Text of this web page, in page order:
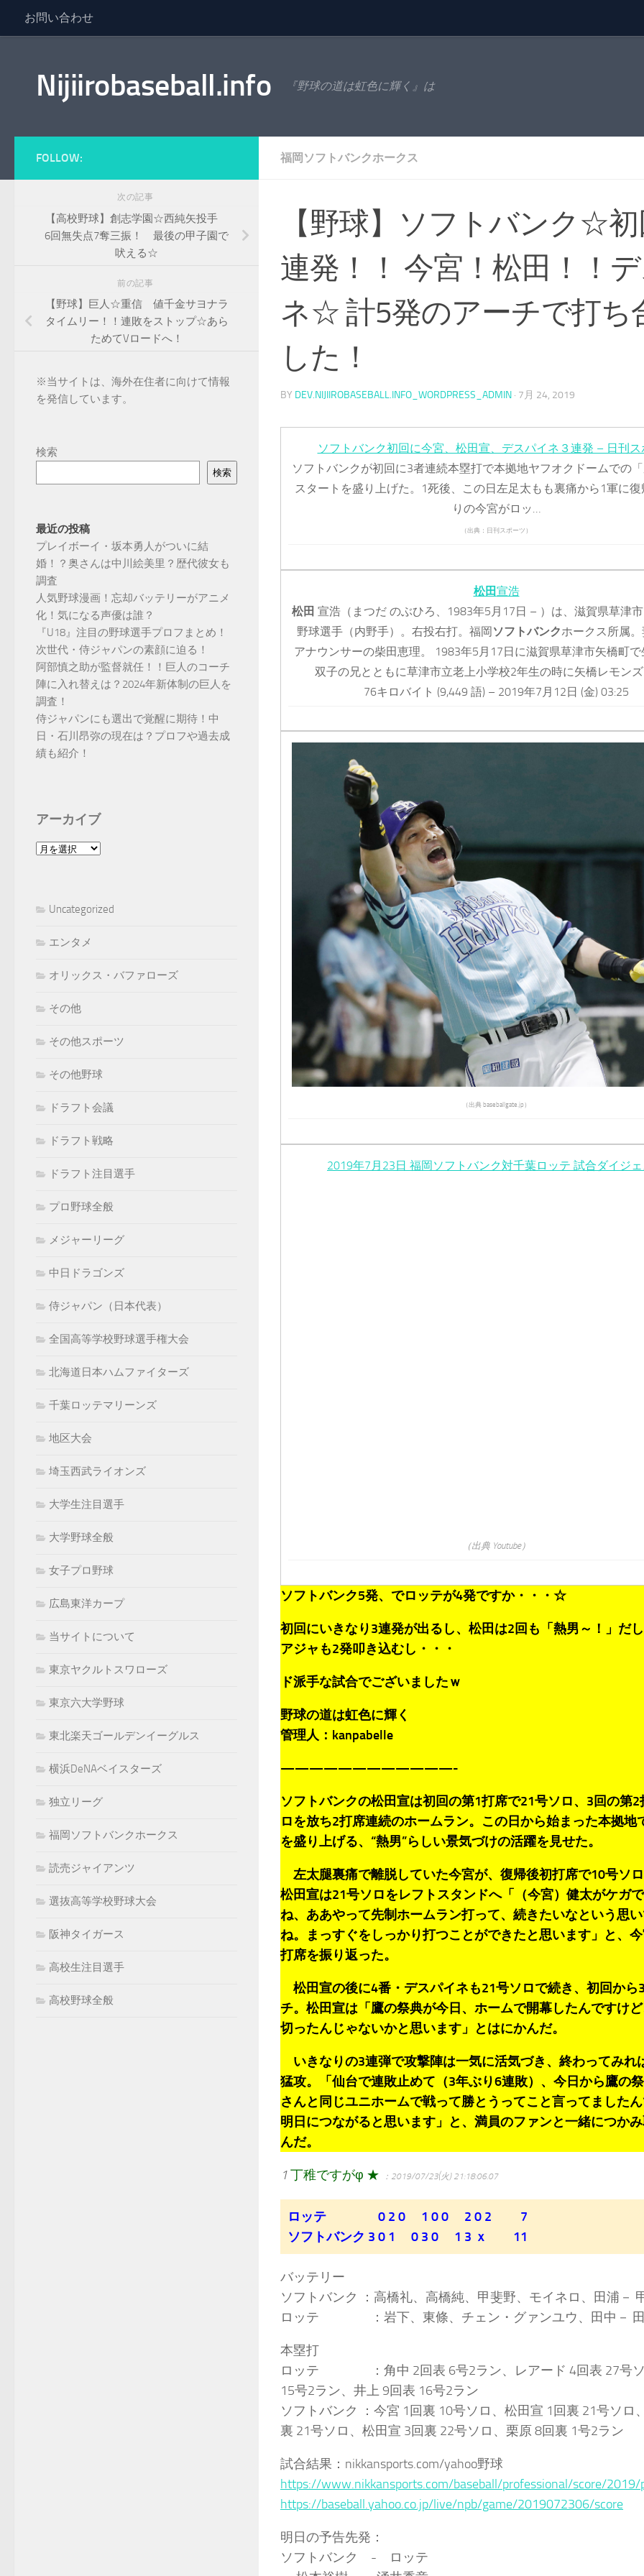
コンテンツへスキップ
お問い合わせ
Nijiirobaseball.info 『野球の道は虹色に輝く』は
福岡ソフトバンクホークス
【野球】ソフトバンク☆
連発！！ 今宮！松田！！
ネ☆ 計5発のアーチで打ち
した！
BY DEV.NIJIIROBASEBALL.INFO_WORDPRESS_ADMIN · 7月 24, 2019
ソフトバンク初回に今宮、松田宣、デスパイネ３連発 – 日刊ス
ソフトバンクが初回に3者連続本塁打で本拠地ヤフオクドームでの
スタートを盛り上げた。1死後、この日左足太もも裏痛から1軍に
りの今宮がロッ…
（出典：日刊スポーツ）
松田宣浩
松田 宣浩（まつだ のぶひろ、1983年5月17日 – ）は、滋賀県草津
野球選手（内野手）。右投右打。福岡ソフトバンクホークス所属。
アナウンサーの柴田恵理。 1983年5月17日に滋賀県草津市矢橋町
双子の兄とともに草津市立老上小学校2年生の時に矢橋レモン
76キロバイト (9,449 語) – 2019年7月12日 (金) 03:25
（出典 baseballgate.jp）
2019年7月23日 福岡ソフトバンク対千葉ロッテ 試合ダイジ
（出典 Youtube）
ソフトバンク5発、でロッテが4発ですか・・・☆
初回にいきなり3連発が出るし、松田は2回も「熱男～！」だ
アジャも2発叩き込むし・・・
ド派手な試合でございましたｗ
野球の道は虹色に輝く
管理人：kanpabelle
————————————-
ソフトバンクの松田宣は初回の第1打席で21号ソロ、3回の第
ロを放ち2打席連続のホームラン。この日から始まった本拠地
を盛り上げる、“熱男”らしい景気づけの活躍を見せた。
左太腿裏痛で離脱していた今宮が、復帰後初打席で10号ソ
松田宣は21号ソロをレフトスタンドへ「（今宮）健太がケガ
ね、ああやって先制ホームラン打って、続きたいなという思
ね。まっすぐをしっかり打つことができたと思います」と、
打席を振り返った。
松田宣の後に4番・デスパイネも21号ソロで続き、初回から
チ。松田宣は「鷹の祭典が今日、ホームで開幕したんですけ
切ったんじゃないかと思います」とはにかんだ。
いきなりの3連弾で攻撃陣は一気に活気づき、終わってみれ
猛攻。「仙台で連敗止めて（3年ぶり6連敗）、今日から鷹の
さんと同じユニホームで戦って勝とうってこと言ってました
明日につながると思います」と、満員のファンと一緒につか
んだ。
1丁稚ですがφ ★ ：2019/07/23(火) 21:18:06.07
ロッテ 0 2 0 1 0 0 2 0 2 7
ソフトバンク 3 0 1 0 3 0 1 3 ｘ 11
バッテリー
ソフトバンク ：高橋礼、高橋純、甲斐野、モイネロ、田浦－
ロッテ ：岩下、東條、チェン・グァンユウ、田中－
本塁打
ロッテ ：角中 2回表 6号2ラン、レアード 4回表 27号ソ
15号2ラン、井上 9回表 16号2ラン
ソフトバンク ：今宮 1回裏 10号ソロ、松田宣 1回裏 21号ソロ
裏 21号ソロ、松田宣 3回裏 22号ソロ、栗原 8回裏 1号2ラン
試合結果：nikkansports.com/yahoo野球
https://www.nikkansports.com/baseball/professional/score/
https://baseball.yahoo.co.jp/live/npb/game/2019072306/score
明日の予告先発：
ソフトバンク - ロッテ
FOLLOW:
次の記事
【高校野球】創志学園☆西純矢投手
6回無失点7奪三振！ 最後の甲子園で
吠える☆
前の記事
【野球】巨人☆重信 値千金サヨナラ
タイムリー！！連敗をストップ☆あら
ためてVロードへ！
※当サイトは、海外在住者に向けて情報
を発信しています。
検索
検索
最近の投稿
プレイボーイ・坂本勇人がついに結
婚！？奥さんは中川絵美里？歴代彼女も
調査
人気野球漫画！忘却バッテリーがアニメ
化！気になる声優は誰？
『U18』注目の野球選手プロフまとめ！
次世代・侍ジャパンの素顔に迫る！
阿部慎之助が監督就任！！巨人のコーチ
陣に入れ替えは？2024年新体制の巨人を
調査！
侍ジャパンにも選出で覚醒に期待！中
日・石川昂弥の現在は？プロフや過去成
績も紹介！
アーカイブ
ア
ブ
Uncategorized
エンタメ
オリックス・バファローズ
その他
その他スポーツ
その他野球
ドラフト会議
ドラフト戦略
ドラフト注目選手
プロ野球全般
メジャーリーグ
中日ドラゴンズ
侍ジャパン（日本代表）
全国高等学校野球選手権大会
北海道日本ハムファイターズ
千葉ロッテマリーンズ
地区大会
埼玉西武ライオンズ
大学生注目選手
大学野球全般
女子プロ野球
広島東洋カープ
当サイトについて
東京ヤクルトスワローズ
東京六大学野球
東北楽天ゴールデンイーグルス
横浜DeNAベイスターズ
独立リーグ
福岡ソフトバンクホークス
読売ジャイアンツ
選抜高等学校野球大会
阪神タイガース
高校生注目選手
高校野球全般